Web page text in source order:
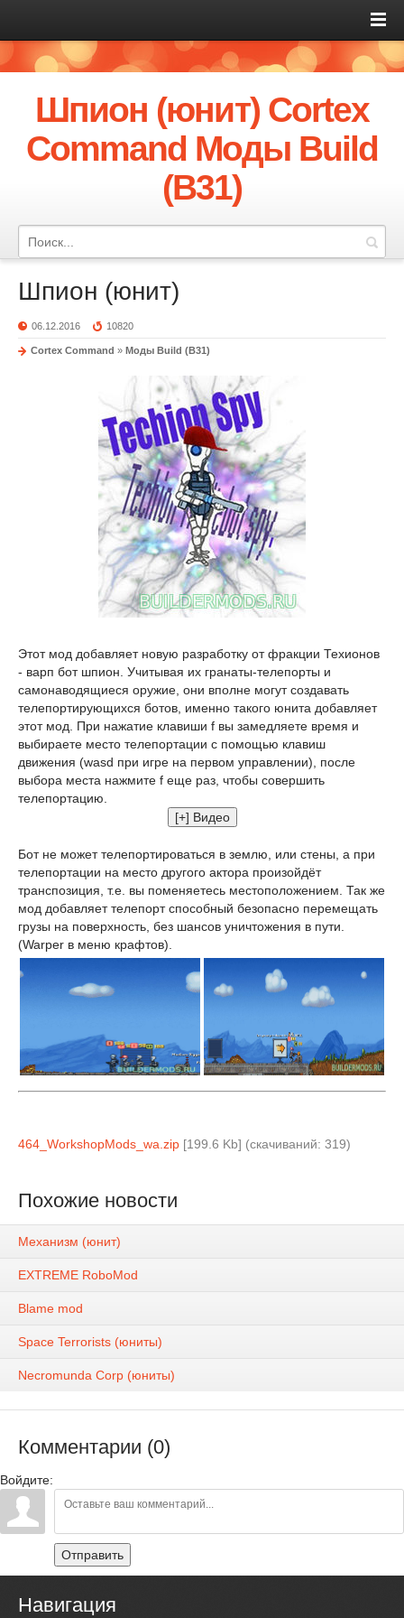
Шпион (юнит) Cortex
Command Моды Build
(B31)
Шпион (юнит)
06.12.2016 10820
Cortex Command » Моды Build (B31)
Этот мод добавляет новую разработку от фракции Техионов
- варп бот шпион. Учитывая их гранаты-телепорты и
самонаводящиеся оружие, они вполне могут создавать
телепортирующихся ботов, именно такого юнита добавляет
этот мод. При нажатие клавиши f вы замедляете время и
выбираете место телепортации с помощью клавиш
движения (wasd при игре на первом управлении), после
выбора места нажмите f еще раз, чтобы совершить
телепортацию.
Бот не может телепортироваться в землю, или стены, а при
телепортации на место другого актора произойдёт
транспозиция, т.е. вы поменяетесь местоположением. Так же
мод добавляет телепорт способный безопасно перемещать
грузы на поверхность, без шансов уничтожения в пути.
(Warper в меню крафтов).
464_WorkshopMods_wa.zip [199.6 Kb] (cкачиваний: 319)
Похожие новости
Механизм (юнит)
EXTREME RoboMod
Blame mod
Space Terrorists (юниты)
Necromunda Corp (юниты)
Комментарии (0)
Войдите:
Отправить
Навигация